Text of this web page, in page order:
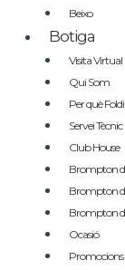
Beixo
Botiga
Visita Virtual
Qui Som
Per què
Servei Tècnic
Club House
Brompton
Brompton
Brompton
Ocasió
Promocions